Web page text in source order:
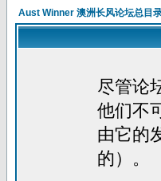
Aust Winner 澳洲长风论坛总目
尽管论
他们不
由它的
的）。